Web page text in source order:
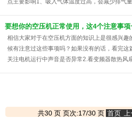
要想你的空压机正常使用，这4个注意事项
相信大家对于在空压机方面的知识上是很感兴趣
候有注意过这些事项吗？如果没有的话，看完这
关注电机运行中声音是否异常2.看变频器散热风
共30 页 页次:17/30 页 首页